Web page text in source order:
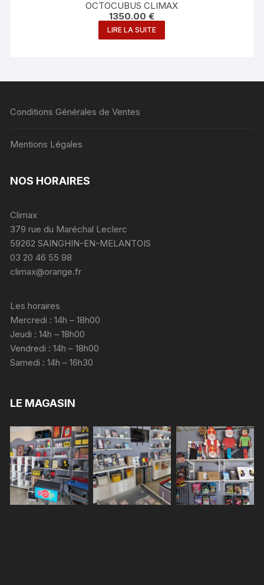
OCTOCUBUS CLIMAX
1350.00€
LIRE LA SUITE
Conditions Générales de Ventes
Mentions Légales
NOS HORAIRES
Climax
379 rue du Maréchal Leclerc
59262 SAINGHIN-EN-MELANTOIS
03 20 46 55 98
climax@orange.fr
Les horaires
Mercredi : 14h – 18h00
Jeudi : 14h – 18h00
Vendredi : 14h – 18h00
Samedi : 14h – 16h30
LE MAGASIN